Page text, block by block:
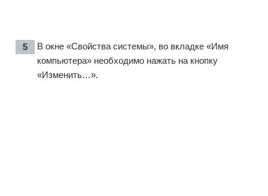
В окне «Свойства системы», во вкладке «Имя
компьютера» необходимо нажать на кнопку
«Изменить…».